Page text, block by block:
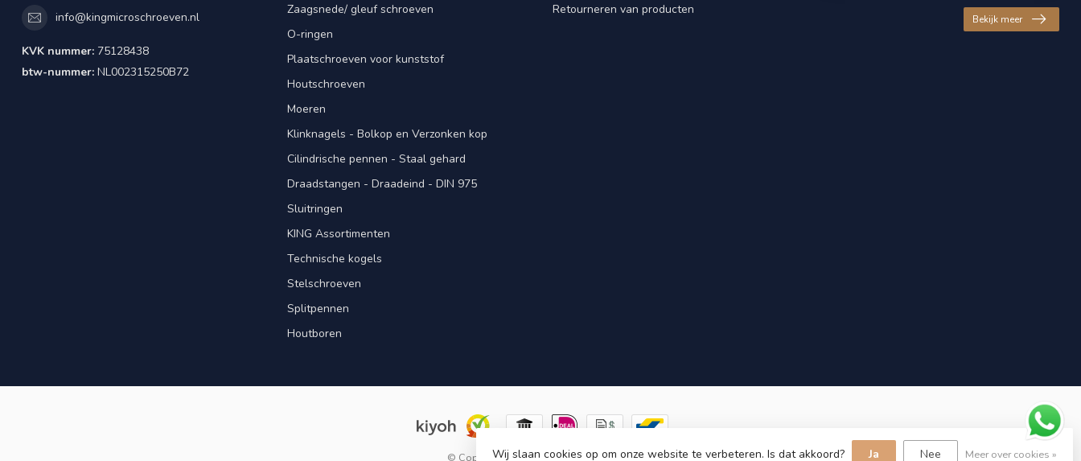
info@kingmicroschroeven.nl
KVK nummer: 75128438
btw-nummer: NL002315250B72
Zaagsnede/ gleuf schroeven
O-ringen
Plaatschroeven voor kunststof
Houtschroeven
Moeren
Klinknagels - Bolkop en Verzonken kop
Cilindrische pennen - Staal gehard
Draadstangen - Draadeind - DIN 975
Sluitringen
KING Assortimenten
Technische kogels
Stelschroeven
Splitpennen
Houtboren
Retourneren van producten
Bekijk meer
© Copyright 2026 KING Microschroeven
Wij slaan cookies op om onze website te verbeteren. Is dat akkoord? Ja Nee Meer over cookies »